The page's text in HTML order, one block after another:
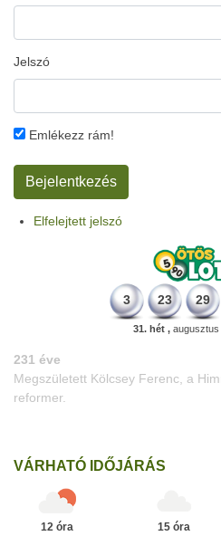
Jelszó
Emlékezz rám!
Elfelejtett jelszó
3 23 29
31. hét ,augusztus
VÁRHATÓ IDŐJÁRÁS
12 óra
15 óra